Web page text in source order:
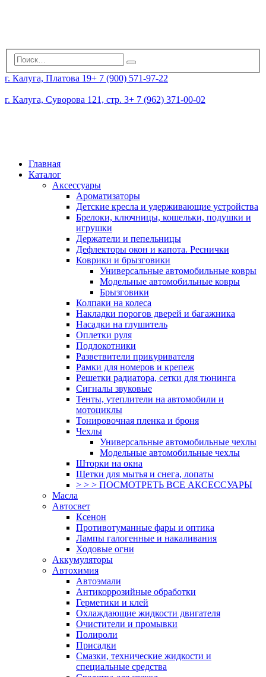
г. Калуга, Платова 19+ 7 (900) 571-97-22
г. Калуга, Суворова 121, стр. 3+ 7 (962) 371-00-02
Главная
Каталог
Аксессуары
Ароматизаторы
Детские кресла и удерживающие устройства
Брелоки, ключницы, кошельки, подушки и
игрушки
Держатели и пепельницы
Дефлекторы окон и капота. Реснички
Коврики и брызговики
Универсальные автомобильные ковры
Модельные автомобильные ковры
Брызговики
Колпаки на колеса
Накладки порогов дверей и багажника
Насадки на глушитель
Оплетки руля
Подлокотники
Разветвители прикуривателя
Рамки для номеров и крепеж
Решетки радиатора, сетки для тюнинга
Сигналы звуковые
Тенты, утеплители на автомобили и
мотоциклы
Тонировочная пленка и броня
Чехлы
Универсальные автомобильные чехлы
Модельные автомобильные чехлы
Шторки на окна
Щетки для мытья и снега, лопаты
> > > ПОСМОТРЕТЬ ВСЕ АКСЕССУАРЫ
Масла
Автосвет
Ксенон
Противотуманные фары и оптика
Лампы галогенные и накаливания
Ходовые огни
Аккумуляторы
Автохимия
Автоэмали
Антикоррозийные обработки
Герметики и клей
Охлаждающие жидкости двигателя
Очистители и промывки
Полироли
Присадки
Смазки, технические жидкости и
специальные средства